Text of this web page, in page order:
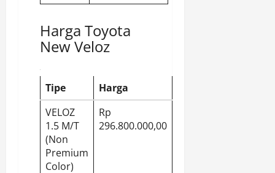
Harga Toyota
New Veloz
Tipe
Harga
VELOZ
1.5 M/T
(Non
Premium
Color)
Rp
296.800.000,00